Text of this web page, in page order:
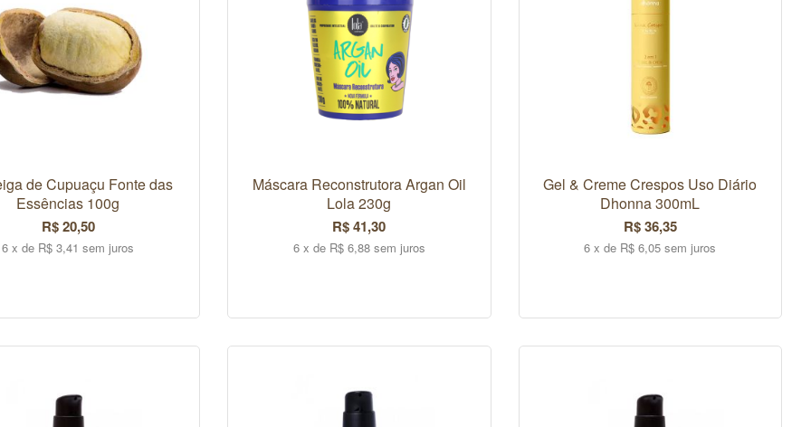
de Cupuaçu Fonte das
Essências 100g
R$ 20,50
6 x de R$ 3,41 sem juros
Máscara Reconstrutora Argan Oil
Lola 230g
R$ 41,30
6 x de R$ 6,88 sem juros
Gel & Creme Crespos Uso Diário
Dhonna 300mL
R$ 36,35
6 x de R$ 6,05 sem juros